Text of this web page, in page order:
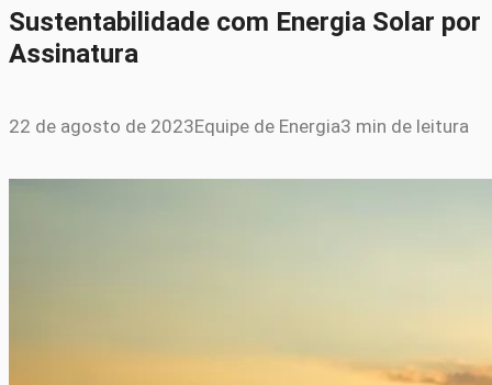
Sustentabilidade com Energia Solar por
Assinatura
22 de agosto de 2023Equipe de Energia3 min de leitura